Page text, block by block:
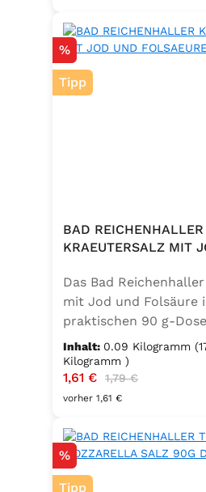
Rabatt
%
Tipp
BAD REICHENHALLER
KRAEUTERSALZ MIT
Das Bad
mit Jod und Folsäure
praktischen 90 g-
aromatische
bewusste Ernährung.
abgestimmte
verbinden sich mit
Küchenhelfer. Ideal
Suppen, Salaten,
Kartoffelgerichten.
Inhalt: 0.09 Kilogramm
Kilogramm )
Verkaufspreis:
1,61 € Regulärer Preis:
1,79 €
vorher 1,61 €
Rabatt
%
Tipp